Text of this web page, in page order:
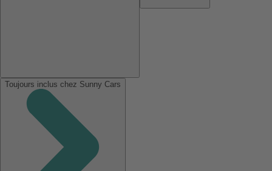
Toujours inclus chez Sunny Cars